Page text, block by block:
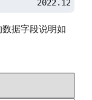
据字段说明如